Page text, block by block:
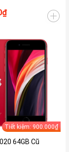
Tiết kiệm: 900.000₫
64GB Cũ